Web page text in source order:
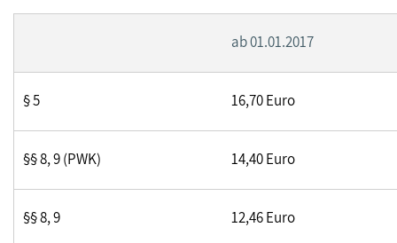
ab 01.01.2017
§ 5 16,70 Euro
§§ 8, 9 (PWK) 14,40 Euro
§§ 8, 9 12,46 Euro